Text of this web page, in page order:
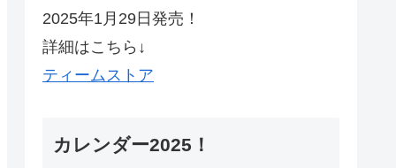
2025年1月29日発売！
詳細はこちら↓
ティームストア
カレンダー2025！